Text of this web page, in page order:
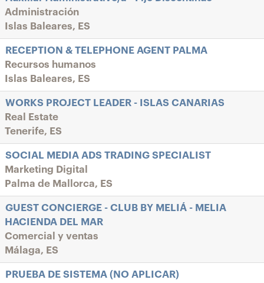
Administración
Islas Baleares, ES
RECEPTION & TELEPHONE AGENT PALMA
Recursos humanos
Islas Baleares, ES
WORKS PROJECT LEADER - ISLAS CANARIAS
Real Estate
Tenerife, ES
SOCIAL MEDIA ADS TRADING SPECIALIST
Marketing Digital
Palma de Mallorca, ES
GUEST CONCIERGE - CLUB BY MELIÁ - MELIA
HACIENDA DEL MAR
Comercial y ventas
Málaga, ES
PRUEBA DE SISTEMA (NO APLICAR)